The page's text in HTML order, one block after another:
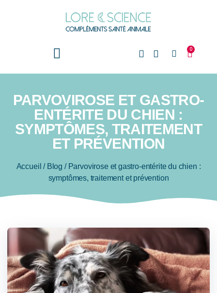
0
PARVOVIROSE ET GASTRO-
ENTÉRITE DU CHIEN :
SYMPTÔMES, TRAITEMENT
ET PRÉVENTION
Accueil / Blog / Parvovirose et gastro-entérite du chien :
symptômes, traitement et prévention